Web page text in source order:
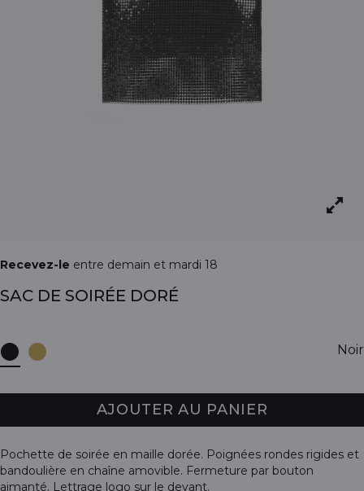
Recevez-le entre demain et mardi 18
SAC DE SOIRÉE DORÉ
Noir
AJOUTER AU PANIER
Pochette de soirée en maille dorée. Poignées rondes rigides et
bandoulière en chaîne amovible. Fermeture par bouton
aimanté. Lettrage logo sur le devant.